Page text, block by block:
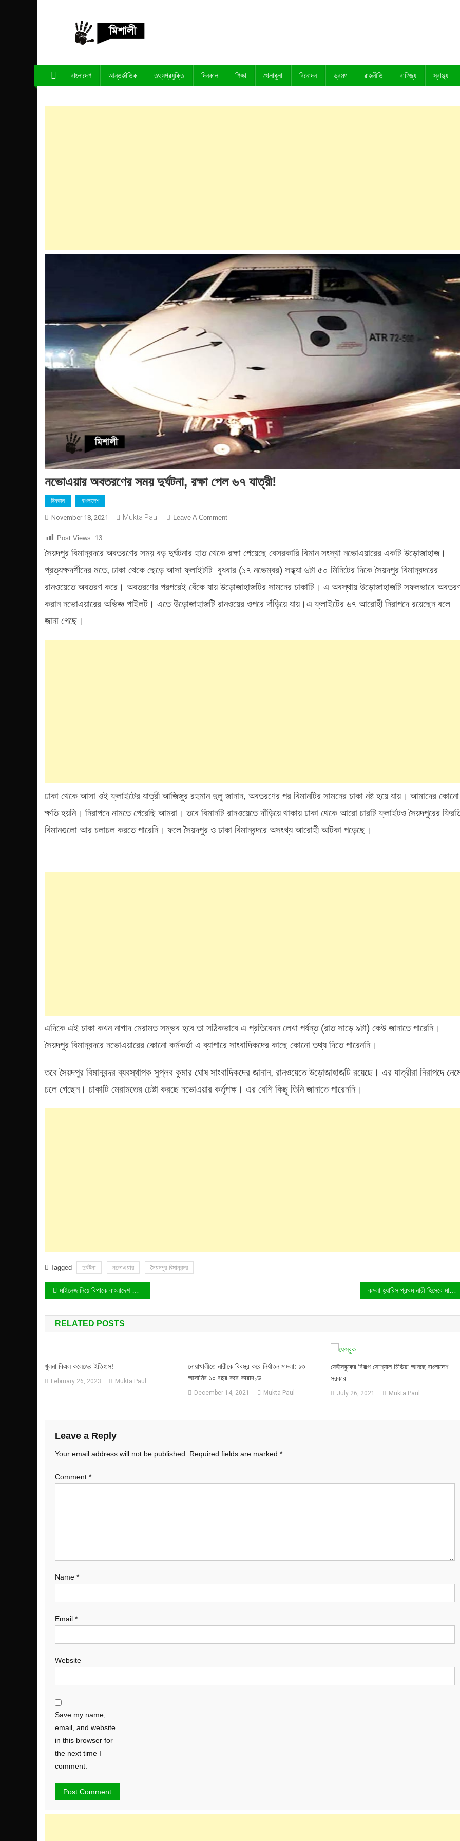
বাংলাদেশ আন্তর্জাতিক তথ্যপ্রযুক্তি দিনকাল শিক্ষা খেলাধুলা বিনোদন ভ্রমণ রাজনীতি বাণিজ্য স্বাস্থ্য
নভোএয়ার অবতরণের সময় দুর্ঘটনা, রক্ষা পেল ৬৭ যাত্রী!
দিনকাল বাংলাদেশ
November 18, 2021 Mukta Paul Leave A CommentOn
সময়
পেল
Post Views: 13
সৈয়দপুর বিমানবন্দরে অবতরণের সময় বড় দুর্ঘটনার হাত থেকে রক্ষা পেয়েছে বেসরকারি বিমান সংস্থা নভোএয়ারের একটি উড়োজাহাজ।
প্রত্যক্ষদর্শীদের মতে, ঢাকা থেকে ছেড়ে আসা ফ্লাইটটি বুধবার (১৭ নভেম্বর) সন্ধ্যা ৬টা ৫০ মিনিটের দিকে সৈয়দপুর বিমানবন্দরের
রানওয়েতে অবতরণ করে। অবতরণের পরপরেই বেঁকে যায় উড়োজাহাজটির সামনের চাকাটি। এ অবস্থায় উড়োজাহাজটি সফলভাবে
করান নভোএয়ারের অভিজ্ঞ পাইলট। এতে উড়োজাহাজটি রানওয়ের ওপরে দাঁড়িয়ে যায়।এ ফ্লাইটের ৬৭ আরোহী নিরাপদে রয়েছেন বলে
জানা গেছে।
ঢাকা থেকে আসা ওই ফ্লাইটের যাত্রী আজিজুর রহমান দুলু জানান, অবতরণের পর বিমানটির সামনের চাকা নষ্ট হয়ে যায়। আমাদের কোনো
ক্ষতি হয়নি। নিরাপদে নামতে পেরেছি আমরা। তবে বিমানটি রানওয়েতে দাঁড়িয়ে থাকায় ঢাকা থেকে আরো চারটি ফ্লাইটও সৈয়দপুরের
বিমানগুলো আর চলাচল করতে পারেনি। ফলে সৈয়দপুর ও ঢাকা বিমানবন্দরে অসংখ্য আরোহী আটকা পড়েছে।
এদিকে এই চাকা কখন নাগাদ মেরামত সম্ভব হবে তা সঠিকভাবে এ প্রতিবেদন লেখা পর্যন্ত (রাত সাড়ে ৯টা) কেউ জানাতে পারেনি।
সৈয়দপুর বিমানবন্দরে নভোএয়ারের কোনো কর্মকর্তা এ ব্যাপারে সাংবাদিকদের কাছে কোনো তথ্য দিতে পারেননি।
তবে সৈয়দপুর বিমানবন্দর ব্যবস্থাপক সুপ্লব কুমার ঘোষ সাংবাদিকদের জানান, রানওয়েতে উড়োজাহাজটি রয়েছে। এর যাত্রীরা নিরাপদে
চলে গেছেন। চাকাটি মেরামতের চেষ্টা করছে নভোএয়ার কর্তৃপক্ষ। এর বেশি কিছু তিনি জানাতে পারেননি।
Tagged দুর্ঘটনা নভোএয়ার সৈয়দপুর বিমানবন্দর
Post
navigation
মাইলেজ নিয়ে বিপাকে বাংলাদেশ রেলওয়ে!
RELATED POSTS
খুলনা বিএল কলেজের ইতিহাস!
February 26, 2023 Mukta Paul
নোয়াখালীতে নারীকে বিবস্ত্র করে নির্যাতন মামলা: ১৩
আসামির ১০ বছর করে কারাদণ্ড
December 14, 2021 Mukta Paul
ফেইসবুকের বিকল্প সোশ্যাল মিডিয়া আনছে বাংলাদেশ
সরকার
July 26, 2021 Mukta Paul
Leave a Reply
Your email address will not be published. Required fields are marked *
Comment *
Name *
Email *
Website
Save my name,
email, and website
in this browser for
the next time I
comment.